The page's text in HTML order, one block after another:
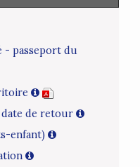
- passeport du
date de retour
enfant)